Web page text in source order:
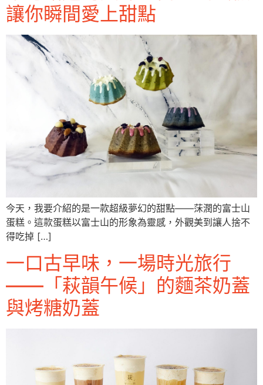
讓你瞬間愛上甜點
今天，我要介紹的是一款超級夢幻的甜點——莯潤的富士山
蛋糕。這款蛋糕以富士山的形象為靈感，外觀美到讓人捨不
得吃掉 […]
一口古早味，一場時光旅行
——「萩韻午候」的麵茶奶蓋
與烤糖奶蓋